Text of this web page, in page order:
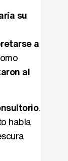
su
a
al
.
habla